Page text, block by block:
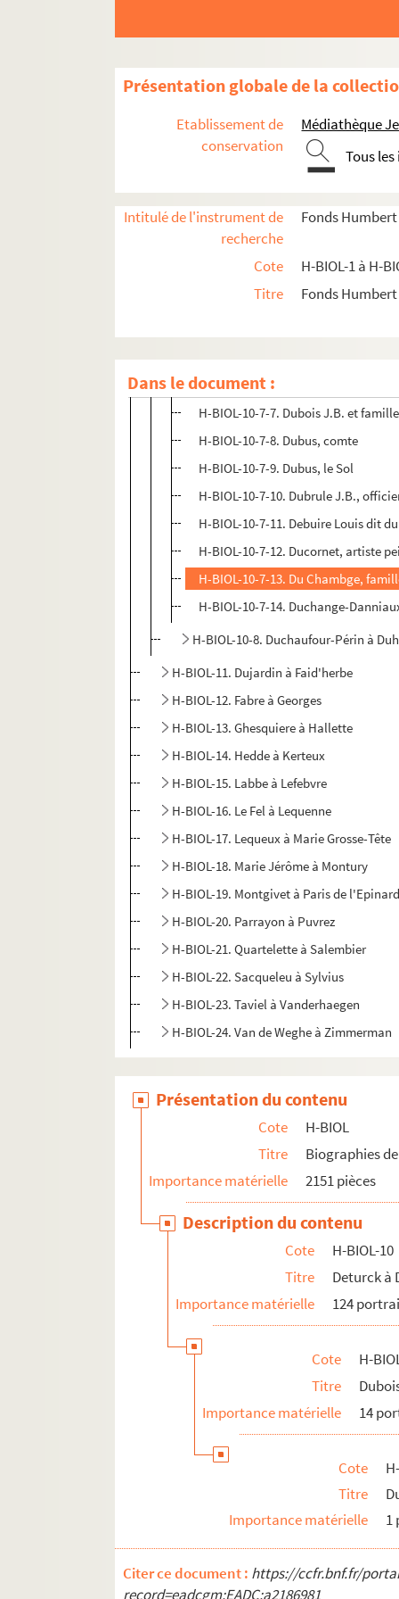
Présentation globale de la
Etablissement de
conservation
Médiathèque
Tous
Intitulé de l'instrument de
recherche
Fonds
Cote
H-BIOL-1 à H-
Titre
Fonds
Dans le document :
H-BIOL-10-2. De Vicq à D'Hennin
H-BIOL-10-4. Douez à Doyen
H-BIOL-10-5. Dooms à Drapier
H-BIOL-10-7. Dubois à Duchange-
H-BIOL-10-7-1. Dubois P., jésuite
H-BIOL-10-7-2. Dubois, comte,
H-BIOL-10-7-3. Dubois Paul
H-BIOL-10-7-5. Dubois, juge au
H-BIOL-10-7-6. Dubois Joséphine,
H-BIOL-10-7-7. Dubois J.B. et famille
H-BIOL-10-7-8. Dubus, comte
H-BIOL-10-7-9. Dubus, le Sol
H-BIOL-10-7-10. Dubrule J.B.,
H-BIOL-10-7-11. Debuire Louis dit
H-BIOL-10-7-12. Ducornet, artiste
H-BIOL-10-7-13. Du Chambge,
H-BIOL-10-7-14. Duchange-
H-BIOL-10-8. Duchaufour-Périn à
H-BIOL-11. Dujardin à Faid'herbe
H-BIOL-12. Fabre à Georges
H-BIOL-13. Ghesquiere à Hallette
H-BIOL-14. Hedde à Kerteux
H-BIOL-15. Labbe à Lefebvre
H-BIOL-16. Le Fel à Lequenne
H-BIOL-17. Lequeux à Marie Grosse-Tête
H-BIOL-18. Marie Jérôme à Montury
H-BIOL-19. Montgivet à Paris de
H-BIOL-20. Parrayon à Puvrez
H-BIOL-21. Quartelette à Salembier
H-BIOL-22. Sacqueleu à Sylvius
H-BIOL-23. Taviel à Vanderhaegen
H-BIOL-24. Van de Weghe à Zimmerman
Présentation du contenu
Cote
H-BIOL
Titre
Biographies
Importance matérielle
2151 pièces
Description du contenu
Cote
H-BIOL-10
Titre
Deturck à
Importance matérielle
124
Cote
H-
Titre
Importance matérielle
14
Cote
Titre
Importance matérielle
1
Citer ce document : https://ccfr.bnf.fr/
record=eadcgm:EADC:a2186981